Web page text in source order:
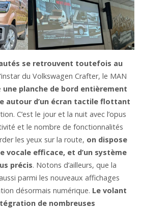
se retrouvent toutefois au
du Volkswagen Crafter, le MAN
une planche de bord entièrement
autour d’un écran tactile flottant
C’est le jour et la nuit avec l’opus
et le nombre de fonctionnalités
les yeux sur la route, on dispose
vocale efficace, et d’un système
précis. Notons d’ailleurs, que la
parmi les nouveaux affichages
désormais numérique. Le volant
de nombreuses